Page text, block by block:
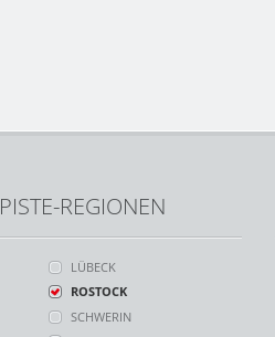
PISTE-REGIONEN
LÜBECK
ROSTOCK
SCHWERIN